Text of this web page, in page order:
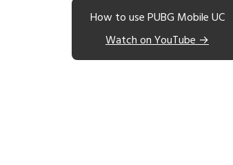
How to use PUBG Mobile UC
Watch on YouTube →